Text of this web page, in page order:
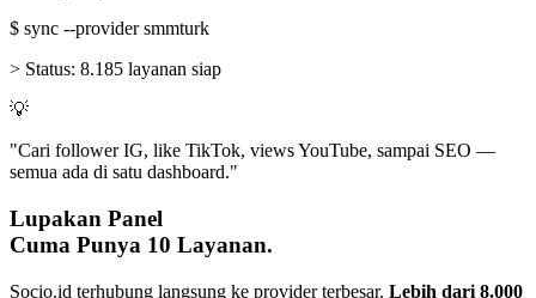
$ sync --provider smmturk
> Status: 8.185 layanan siap
💡
"Cari follower IG, like TikTok, views YouTube, sampai SEO —
semua ada di satu dashboard."
Lupakan Panel
Cuma Punya 10 Layanan.
Socio.id terhubung langsung ke provider terbesar. Lebih dari 8.000